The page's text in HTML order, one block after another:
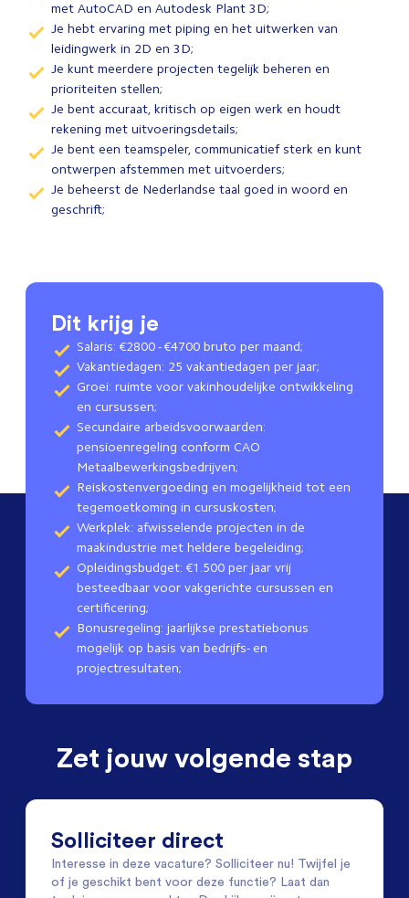
met AutoCAD en Autodesk Plant 3D;
Je hebt ervaring met piping en het uitwerken van
leidingwerk in 2D en 3D;
Je kunt meerdere projecten tegelijk beheren en
prioriteiten stellen;
Je bent accuraat, kritisch op eigen werk en houdt
rekening met uitvoeringsdetails;
Je bent een teamspeler, communicatief sterk en kunt
ontwerpen afstemmen met uitvoerders;
Je beheerst de Nederlandse taal goed in woord en
geschrift;
Dit krijg je
Salaris: €2800 - €4700 bruto per maand;
Vakantiedagen: 25 vakantiedagen per jaar;
Groei: ruimte voor vakinhoudelijke ontwikkeling
en cursussen;
Secundaire arbeidsvoorwaarden:
pensioenregeling conform CAO
Metaalbewerkingsbedrijven;
Reiskostenvergoeding en mogelijkheid tot een
tegemoetkoming in cursuskosten;
Werkplek: afwisselende projecten in de
maakindustrie met heldere begeleiding;
Opleidingsbudget: €1.500 per jaar vrij
besteedbaar voor vakgerichte cursussen en
certificering;
Bonusregeling: jaarlijkse prestatiebonus
mogelijk op basis van bedrijfs- en
projectresultaten;
Zet jouw volgende stap
Solliciteer direct
Interesse in deze vacature? Solliciteer nu! Twijfel je
of je geschikt bent voor deze functie? Laat dan